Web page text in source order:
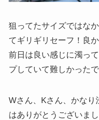
狙ってたサイズではな
てギリギリセーフ！良か
前日は良い感じに濁っ
プしていて難しかった
Wさん、Kさん、かな
はありがとうございまし